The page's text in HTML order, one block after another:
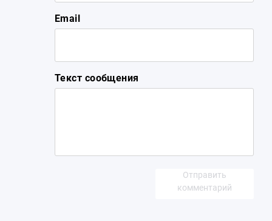
Email
Текст сообщения
Отправить
комментарий